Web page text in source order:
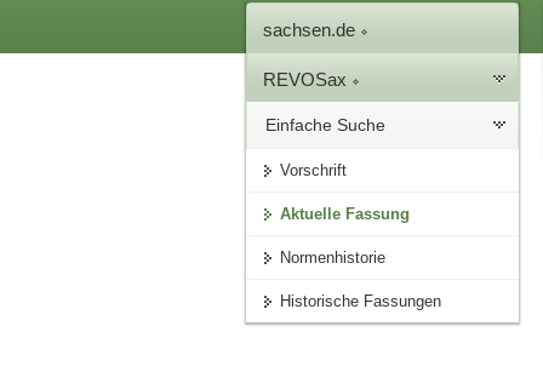
sachsen.de
REVOSax
Einfache Suche
Vorschrift
Aktuelle Fassung
Normenhistorie
Historische Fassungen